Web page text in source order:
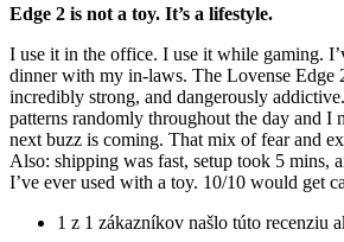
Edge 2 is not a toy. It’s a lifestyle.
I use it in the office. I use it while gaming.
dinner with my in-laws. The Lovense Edge
incredibly strong, and dangerously
patterns randomly throughout the day and I
next buzz is coming. That mix of fear and
Also: shipping was fast, setup took 5 mins,
I’ve ever used with a toy. 10/10 would get
1 z 1 zákazníkov našlo túto recenziu